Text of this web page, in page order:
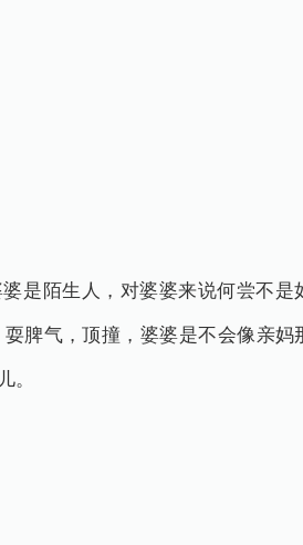
是陌生人，对婆婆来说何尝不是
脾气，顶撞，婆婆是不会像亲妈
。